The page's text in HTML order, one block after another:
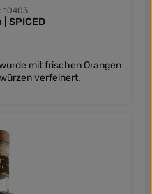
10403
SPICED
mit frischen Orangen
verfeinert.